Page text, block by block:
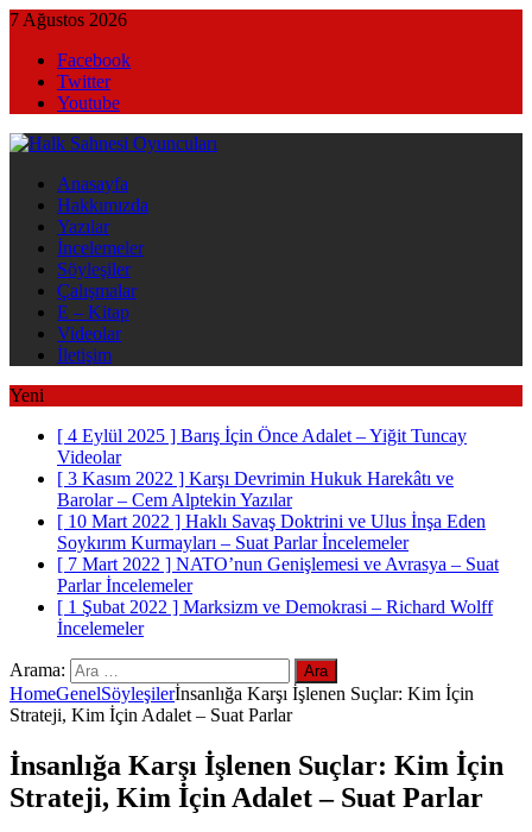
7 Ağustos 2026
Facebook
Twitter
Youtube
Anasayfa
Hakkımızda
Yazılar
İncelemeler
Söyleşiler
Çalışmalar
E – Kitap
Videolar
İletişim
Yeni
[ 4 Eylül 2025 ] Barış İçin Önce Adalet – Yiğit Tuncay
Videolar
[ 3 Kasım 2022 ] Karşı Devrimin Hukuk Harekâtı ve
Barolar – Cem Alptekin Yazılar
[ 10 Mart 2022 ] Haklı Savaş Doktrini ve Ulus İnşa Eden
Soykırım Kurmayları – Suat Parlarİncelemeler
[ 7 Mart 2022 ] NATO’nun Genişlemesi ve Avrasya – Suat
Parlarİncelemeler
[ 1 Şubat 2022 ] Marksizm ve Demokrasi – Richard Wolff
İncelemeler
Arama:
HomeGenelSöyleşilerİnsanlığa Karşı İşlenen Suçlar: Kim İçin
Strateji, Kim İçin Adalet – Suat Parlar
İnsanlığa Karşı İşlenen Suçlar: Kim İçin
Strateji, Kim İçin Adalet – Suat Parlar